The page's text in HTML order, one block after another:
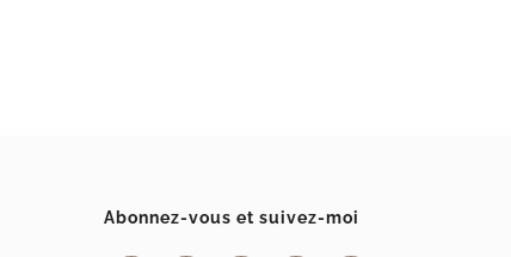
options
peuvent
Abonnez-vous et suivez-moi